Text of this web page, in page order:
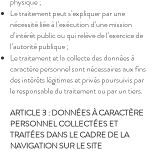
Le traitement peut s’expliquer par une
nécessité liée à l’exécution d’une mission
d’intérêt public ou qui relève de l’exercice de
l’autorité publique ;
Le traitement et la collecte des données à
caractère personnel sont nécessaires aux fins
des intérêts légitimes et privés poursuivis par
le responsable du traitement ou par un tiers.
ARTICLE 3 : DONNÉES À CARACTÈRE
PERSONNEL COLLECTÉES ET
TRAITÉES DANS LE CADRE DE LA
NAVIGATION SUR LE SITE